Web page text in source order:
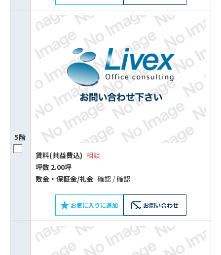
5階
賃料(共益費込) 相談
坪数 2.00坪
敷⾦‧保証⾦/礼⾦ 確認 / 確認
お気に入りに追加 お問い合わせ